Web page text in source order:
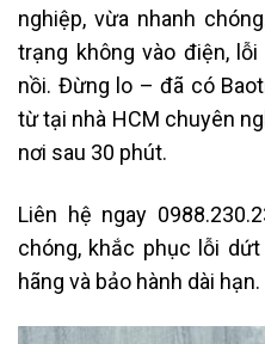
nghiệp, vừa nhanh
trạng không vào điện,
nồi. Đừng lo – đã có
từ tại nhà HCM chuyên
nơi sau 30 phút.
Liên hệ ngay
chóng, khắc phục lỗi
hãng và bảo hành dài hạn.